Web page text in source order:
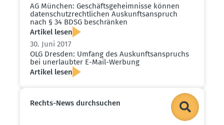
AG München: Geschäfts­ge­heim­nisse können
daten­schutz­recht­lichen Auskunfts­an­spruch
nach § 34 BDSG beschränken
Artikel lesen
30. Juni 2017
OLG Dresden: Umfang des Auskunfts­an­spruchs
bei unerlaubter E-Mail-Werbung
Artikel lesen
Rechts-News durch­suchen